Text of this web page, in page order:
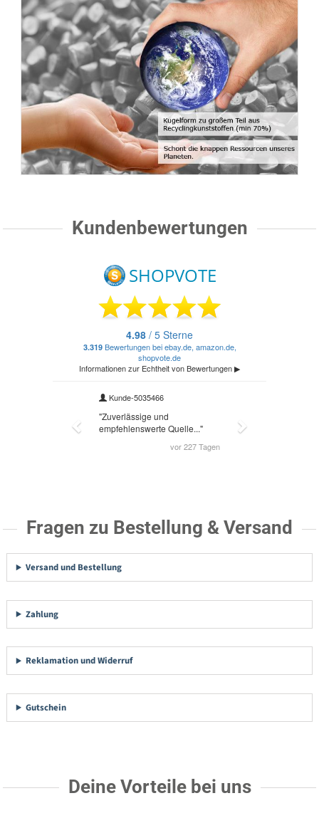
Kundenbewertungen
Fragen zu Bestellung & Versand
Versand und Bestellung
Zahlung
Reklamation und Widerruf
Gutschein
Deine Vorteile bei uns